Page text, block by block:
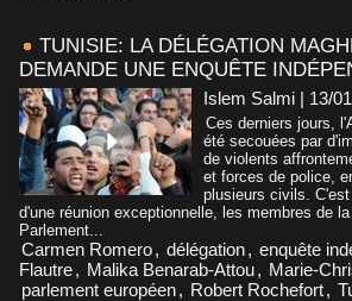
TUNISIE: LA DÉLÉGATION
DEMANDE UNE ENQUÊTE
Islem Salmi | 13/
Ces derniers jours,
été secouées par
de violents
et forces de police,
plusieurs civils.
d'une réunion exceptionnelle, les membres de
Parlement...
Carmen Romero, délégation, enquête
Flautre, Malika Benarab-Attou, Marie-
parlement européen, Robert Rochefort,